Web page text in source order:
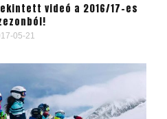
videó a 2016/17-es
05-21